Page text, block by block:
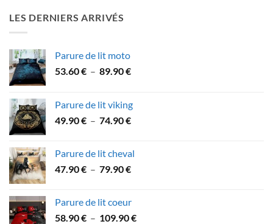
était :
est :
LES DERNIERS ARRIVÉS
Parure de lit moto
53.60€ – 89.90€Plage
53.60 €
à
Parure de lit viking
49.90€ – 74.90€Plage
49.90 €
à
Parure de lit cheval
47.90€ – 79.90€Plage
à
Parure de lit coeur
58.90€ – 109.90€Plage